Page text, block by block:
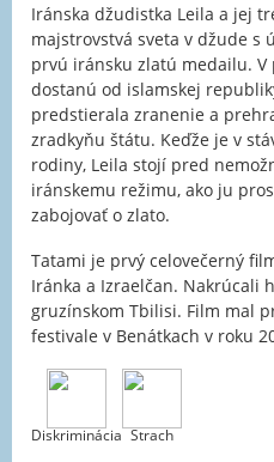
Iránska džudistka Leila a jej
majstrovstvá sveta v džude s
prvú iránsku zlatú medailu.
dostanú od islamskej
predstierala zranenie a
zradkyňu štátu. Keďže je v
rodiny, Leila stojí pred
iránskemu režimu, ako ju
zabojovať o zlato.
Tatami je prvý celovečerný
Iránka a Izraelčan. Nakrúcali
gruzínskom Tbilisi. Film mal
festivale v Benátkach v roku
Diskriminácia Strach